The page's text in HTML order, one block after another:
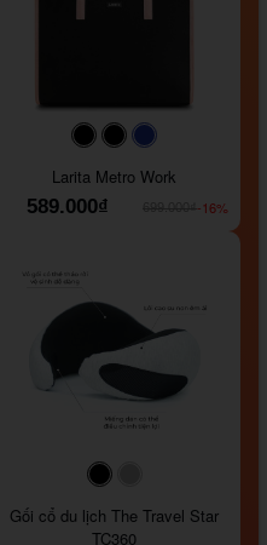
#000000#000000
Larita Metro Work
589.000₫
-16%
Gối cổ du lịch The Travel Star
TC360